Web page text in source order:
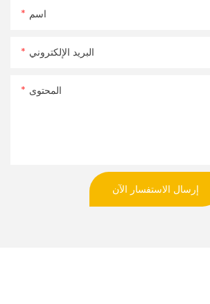
اسم
البريد الإلكتروني
المحتوى
إرسال الاستفسار الآن